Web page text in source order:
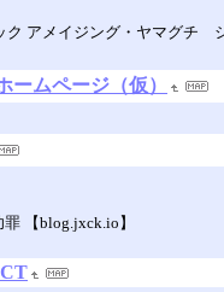
ク アメイジング・ヤマグチ
ームページ（仮）
【blog.jxck.io】